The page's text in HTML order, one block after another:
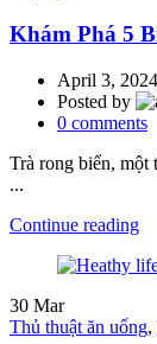
Khám Phá 5
April 3, 2024
Posted by
0 comments
Trà rong biển, một
...
Continue reading
30 Mar
Thủ thuật ăn uống,